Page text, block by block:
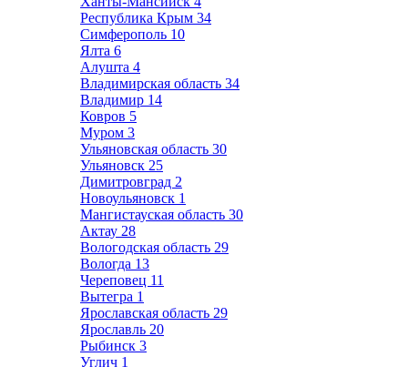
Республика Крым 34
Симферополь 10
Ялта 6
Алушта 4
Владимирская область 34
Владимир 14
Ковров 5
Муром 3
Ульяновская область 30
Ульяновск 25
Димитровград 2
Новоульяновск 1
Мангистауская область 30
Актау 28
Вологодская область 29
Вологда 13
Череповец 11
Вытегра 1
Ярославская область 29
Ярославль 20
Рыбинск 3
Углич 1